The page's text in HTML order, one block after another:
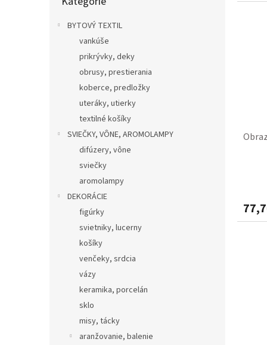
BYTOVÝ TEXTIL
vankúše
prikrývky, deky
obrusy, prestierania
koberce, predložky
uteráky, utierky
textilné košíky
SVIEČKY, VÔNE, AROMOLAMPY
difúzery, vône
sviečky
aromolampy
DEKORÁCIE
figúrky
svietniky, lucerny
košíky
venčeky, srdcia
vázy
keramika, porcelán
sklo
misy, tácky
aranžovanie, balenie